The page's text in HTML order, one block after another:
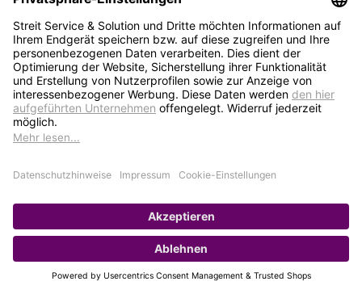
Neue Produkte, Blogbeiträge, Eventeinladungen und
vieles mehr
Bleiben Sie auf dem Laufenden und abonnieren Sie
gerne unseren Newsletter:
Service